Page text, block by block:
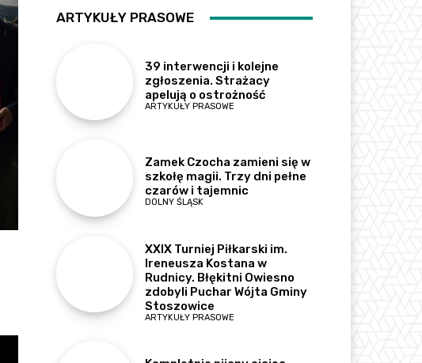
ARTYKUŁY PRASOWE
39 interwencji i kolejne
zgłoszenia. Strażacy
apelują o ostrożność
ARTYKUŁY PRASOWE
Zamek Czocha zamieni się w
szkołę magii. Trzy dni pełne
czarów i tajemnic
DOLNY ŚLĄSK
XXIX Turniej Piłkarski im.
Ireneusza Kostana w
Rudnicy. Błękitni Owiesno
zdobyli Puchar Wójta Gminy
Stoszowice
ARTYKUŁY PRASOWE